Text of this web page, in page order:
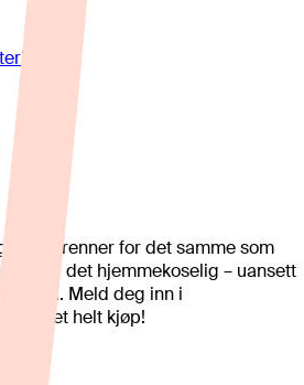
som brenner for det samme som
gjør det hjemmekoselig – uansett
hytta. Meld deg inn i
på et helt kjøp!